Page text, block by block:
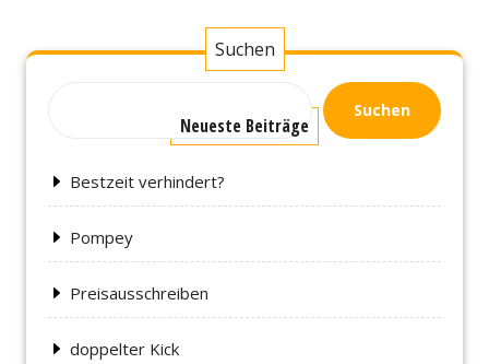
Suchen
Suchen
Neueste Beiträge
Bestzeit verhindert?
Pompey
Preisausschreiben
doppelter Kick